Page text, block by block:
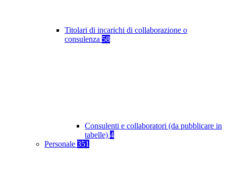
Titolari di incarichi di collaborazione o
consulenza 58
Consulenti e collaboratori (da pubblicare in
tabelle) 4
Personale 351